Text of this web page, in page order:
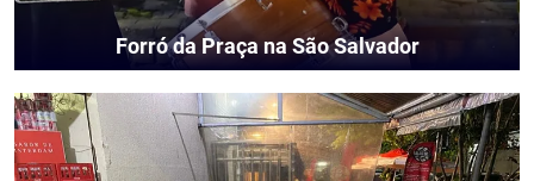
Forró da Praça na São Salvador